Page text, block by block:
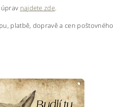
najdete zde.
platbě, dopravě a cen poštovného